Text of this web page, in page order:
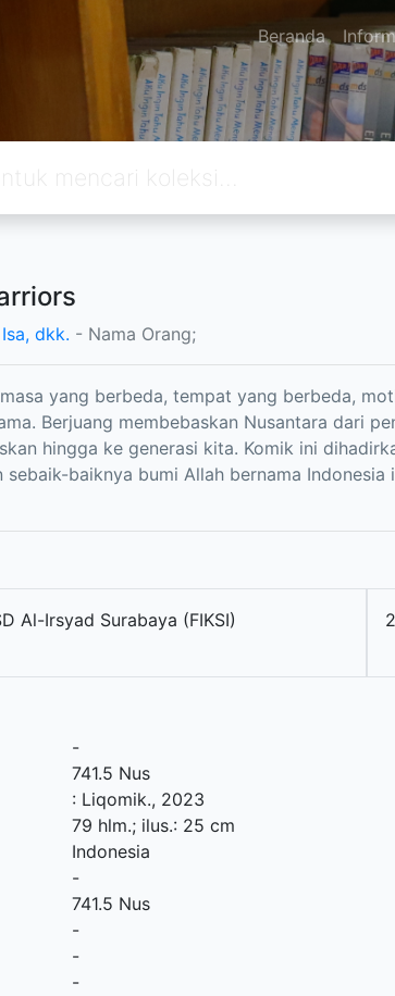
Beranda
dkk. - Nama Orang;
yang berbeda, tempat yang berbeda,
Berjuang membebaskan Nusantara dari
hingga ke generasi kita. Komik ini
sebaik-baiknya bumi Allah bernama
Al-Irsyad Surabaya (FIKSI)
-
741.5 Nus
: Liqomik., 2023
79 hlm.; ilus.: 25 cm
Indonesia
-
741.5 Nus
-
-
-